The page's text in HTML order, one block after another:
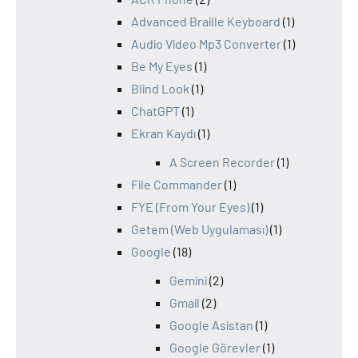
Advanced Braille Keyboard (1)
Audio Video Mp3 Converter(1)
Be My Eyes (1)
Blind Look (1)
ChatGPT(1)
Ekran Kaydı(1)
A Screen Recorder(1)
File Commander(1)
FYE (From Your Eyes)(1)
Getem (Web Uygulaması)(1)
Google (18)
Gemini(2)
Gmail (2)
Google Asistan (1)
Google Görevler(1)